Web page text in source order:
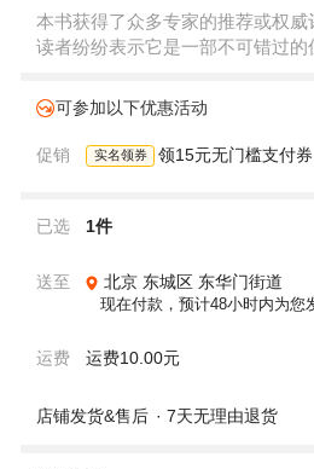
本书获得了众多专家的推荐或权
读者纷纷表示它是一部不可错过的
可参加以下优惠活动
促销 实名领券 领15元无门槛支付券
已选 1件
送至 北京 东城区 东华门街道
现在付款，预计48小时内为您
运费 运费10.00元
店铺发货&售后 7天无理由退货